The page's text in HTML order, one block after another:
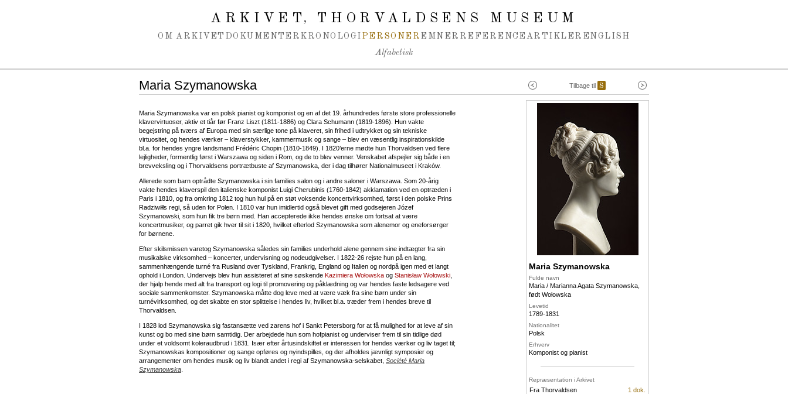
ARKIVET, THORVALDSENS MUSEUM
OM ARKIVET DOKUMENTER KRONOLOGI PERSONER EMNER REFERENCEARTIKLER ENGLISH
Alfabetisk
Tilbage til S
Maria Szymanowska
Maria Szymanowska var en polsk pianist og komponist og en af det 19. århundredes første store professionelle
klavervirtuoser, aktiv et tiår før Franz Liszt (1811-1886) og Clara Schumann (1819-1896). Hun vakte
begejstring på tværs af Europa med sin særlige tone på klaveret, sin frihed i udtrykket og sin tekniske
virtuositet, og hendes værker – klaverstykker, kammermusik og sange – blev en væsentlig inspirationskilde
bl.a. for hendes yngre landsmand Frédéric Chopin (1810-1849). I 1820’erne mødte hun Thorvaldsen ved flere
lejligheder, formentlig først i Warszawa og siden i Rom, og de to blev venner. Venskabet afspejler sig både i en
brevveksling og i Thorvaldsens portrætbuste af Szymanowska, der i dag tilhører Nationalmuseet i Kraków.
Allerede som barn optrådte Szymanowska i sin families salon og i andre saloner i Warszawa. Som 20-årig
vakte hendes klaverspil den italienske komponist Luigi Cherubinis (1760-1842) akklamation ved en optræden i
Paris i 1810, og fra omkring 1812 tog hun hul på en støt voksende koncertvirksomhed, først i den polske Prins
Radziwiłłs regi, så uden for Polen. I 1810 var hun imidlertid også blevet gift med godsejeren Józef
Szymanowski, som hun fik tre børn med. Han accepterede ikke hendes ønske om fortsat at være
koncertmusiker, og parret gik hver til sit i 1820, hvilket efterlod Szymanowska som alenemor og eneforsørger
for børnene.
Efter skilsmissen varetog Szymanowska således sin families underhold alene gennem sine indtægter fra sin
musikalske virksomhed – koncerter, undervisning og nodeudgivelser. I 1822-26 rejste hun på en lang,
sammenhængende turné fra Rusland over Tyskland, Frankrig, England og Italien og nordpå igen med et langt
ophold i London. Undervejs blev hun assisteret af sine søskende Kazimiera Wołowska og Stanisław Wołowski
der hjalp hende med alt fra transport og logi til promovering og påklædning og var hendes faste ledsagere ved
sociale sammenkomster. Szymanowska måtte dog leve med at være væk fra sine børn under sin
turnévirksomhed, og det skabte en stor splittelse i hendes liv, hvilket bl.a. træder frem i hendes breve til
Thorvaldsen.
I 1828 lod Szymanowska sig fastansætte ved zarens hof i Sankt Petersborg for at få mulighed for at leve af sin
kunst og bo med sine børn samtidig. Der arbejdede hun som hofpianist og underviser frem til sin tidlige død
under et voldsomt koleraudbrud i 1831. Især efter årtusindskiftet er interessen for hendes værker og liv taget til;
Szymanowskas kompositioner og sange opføres og nyindspilles, og der afholdes jævnligt symposier og
arrangementer om hendes musik og liv blandt andet i regi af Szymanowska-selskabet, Société Maria
Szymanowska
Maria Szymanowska
Fulde navn
Maria / Marianna Agata Szymanowska,
født Wołowska
Levetid
1789-1831
Nationalitet
Polsk
Erhverv
Komponist og pianist
Repræsentation i Arkivet
Fra Thorvaldsen
1 dok.